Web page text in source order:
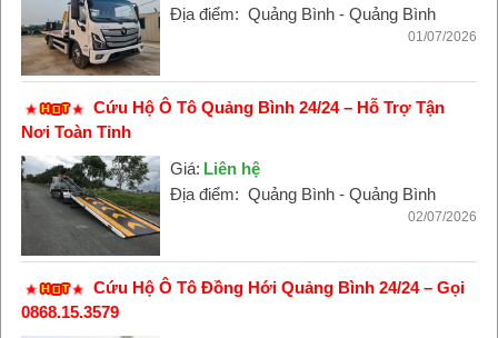
Địa điểm: Quảng Bình - Quảng Bình
01/07/2026
Cứu Hộ Ô Tô Quảng Bình 24/24 – Hỗ Trợ Tận
Nơi Toàn Tỉnh
Giá: Liên hệ
Địa điểm: Quảng Bình - Quảng Bình
02/07/2026
Cứu Hộ Ô Tô Đồng Hới Quảng Bình 24/24 – Gọi
0868.15.3579